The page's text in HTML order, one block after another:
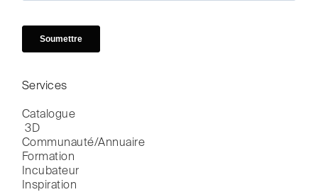
Services
Catalogue
3D
Communauté/Annuaire
Formation
Incubateur
Inspiration